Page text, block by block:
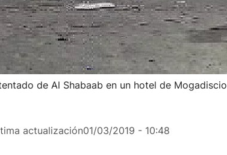
de Al Shabaab en un hotel de Mogadiscio
actualización01/03/2019 - 10:48